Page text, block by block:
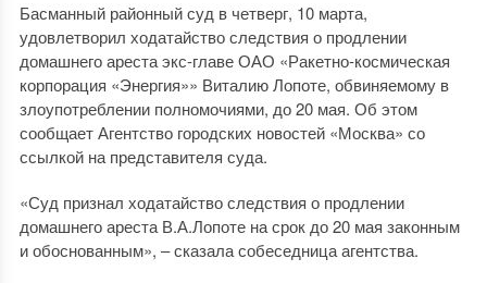
Басманный районный суд в четверг, 10 марта,
удовлетворил ходатайство следствия о продлении
домашнего ареста экс-главе ОАО «Ракетно-космическая
корпорация «Энергия»» Виталию Лопоте, обвиняемому в
злоупотреблении полномочиями, до 20 мая. Об этом
сообщает Агентство городских новостей «Москва» со
ссылкой на представителя суда.
«Суд признал ходатайство следствия о продлении
домашнего ареста В.А.Лопоте на срок до 20 мая законным
и обоснованным», – сказала собеседница агентства.